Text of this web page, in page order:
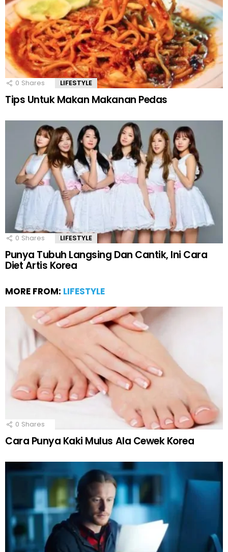
0 Shares LIFESTYLE
Tips Untuk Makan Makanan Pedas
0 Shares LIFESTYLE
Punya Tubuh Langsing Dan Cantik, Ini Cara
Diet Artis Korea
MORE FROM: LIFESTYLE
0 Shares
Cara Punya Kaki Mulus Ala Cewek Korea